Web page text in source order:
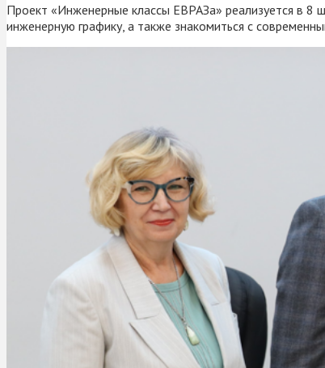
Проект «Инженерные классы ЕВРАЗа» реализуется в 8
инженерную графику, а также знакомиться с